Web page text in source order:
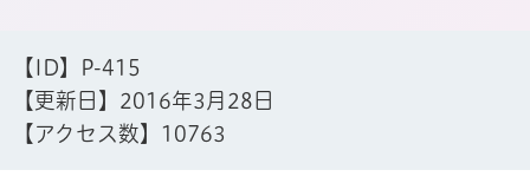
【ID】
P-415
【更新日】 2016年3月28日
【アクセス数】
10763